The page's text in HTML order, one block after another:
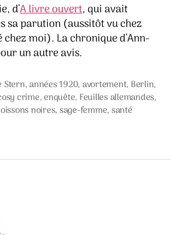
d’A livre ouvert, qui avait
sa parution (aussitôt vu chez
moi). La chronique d’Ann-
un autre avis.
Stern,années 1920, avortement, Berlin,
crime,enquête, Feuilles allemandes,
noires, sage-femme, santé